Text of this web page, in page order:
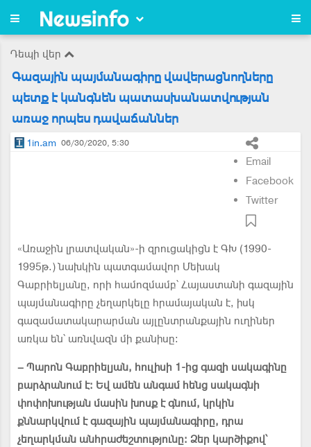
Դեպի վեր
Գազային պայմանագիրը վավերացնողները
պետք է կանգնեն պատասխանատվության
առաջ որպես դավաճաններ
1in.am 06/30/2020, 5:30
Email
Facebook
Twitter
«Առաջին լրատվական»-ի զրուցակիցն է ԳԽ (1990-
1995թ.) նախկին պատգամավոր Մեխակ
Գաբրիելյանը, որի համոզմամբ՝ Հայաստանի գազային
պայմանագիրը չեղարկելը հրամայական է, իսկ
գազամատակարարման այլընտրանքային ուղիներ
առկա են՝ առնվազն մի քանիսը:
– Պարոն Գաբրիելյան, հուլիսի 1-ից գազի սակագինը
բարձրանում է։ Եվ ամեն անգամ հենց սակագնի
փոփոխության մասին խոսք է գնում, կրկին
քննարկվում է գազային պայմանագիրը, դրա
չեղարկման անհրաժեշտությունը։ Ձեր կարծիքով՝